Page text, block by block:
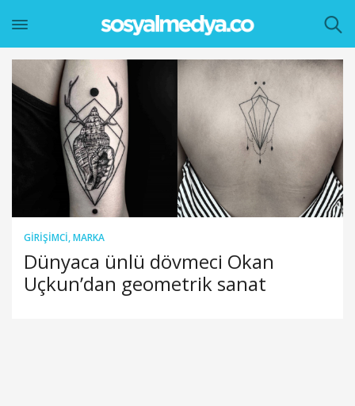
GIRIŞIMCI,MARKA
Dünyaca ünlü dövmeci Okan
Uçkun’dan geometrik sanat